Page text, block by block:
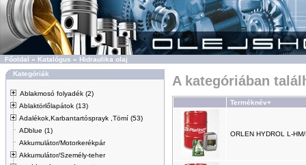
Főoldal » Katalógus » Hidraulika olaj
Kategóriák
Ablakmosó folyadék (2)
Ablaktörlőlapátok (13)
Adalékok,Karbantartósprayk ,Tömí (53)
ADblue (1)
Akkumulátor/Motorkerékpár
Akkumulátor/Személy-teher
A kategóriában
Terméknév+
ORLEN HYDROL L-